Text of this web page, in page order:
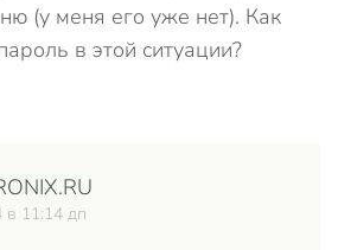
(у меня его уже нет). Как
в этой ситуации?
в 11:14 дп